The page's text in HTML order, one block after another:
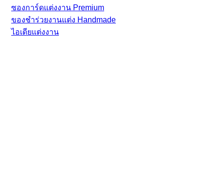
ซองการ์ดแต่งงาน Premium
ของชำร่วยงานแต่ง Handmade
ไอเดียแต่งงาน